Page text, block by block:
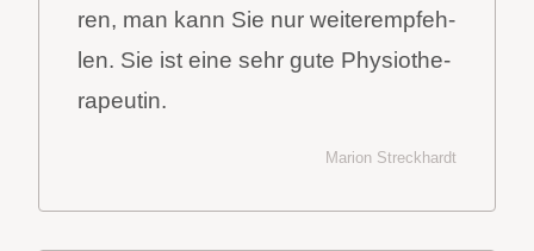
ren, man kann Sie nur wei­ter­emp­feh­
len. Sie ist eine sehr gute Phy­sio­the­
ra­peu­tin.
Mari­on Streck­hardt